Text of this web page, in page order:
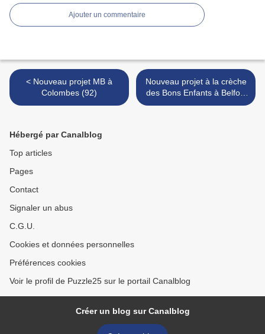
Ajouter un commentaire
< Nouveau projet MB à
Colombes (92)
Nouveau projet à la crèche
des Bons Enfants à Belfort
(90) >
Hébergé par Canalblog
Top articles
Pages
Contact
Signaler un abus
C.G.U.
Cookies et données personnelles
Préférences cookies
Voir le profil de Puzzle25 sur le portail Canalblog
Créer un blog sur Canalblog